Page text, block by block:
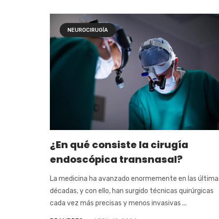
NEUROCIRUGÍA
¿En qué consiste la cirugía
endoscópica transnasal?
La medicina ha avanzado enormemente en las
décadas, y con ello, han surgido técnicas quirúrgicas
cada vez más precisas y menos invasivas ...